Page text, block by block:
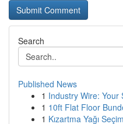
Search
Published News
1 Industry Wire: Your
1 10ft Flat Floor
1 Kızartma Yağı